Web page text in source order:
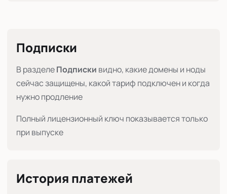
Подписки
В разделеПодписки видно, какие домены и ноды
сейчас защищены, какой тариф подключен и когда
нужно продление
Полный лицензионный ключ показывается только
при выпуске
История платежей